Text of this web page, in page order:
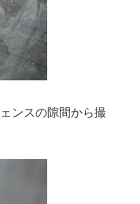
ンスの隙間から撮